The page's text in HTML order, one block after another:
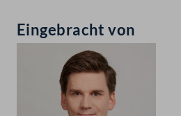
Eingebracht von